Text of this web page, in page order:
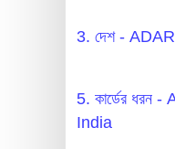
v2
BIN
3. দেশ -
5. কার্ডের
India